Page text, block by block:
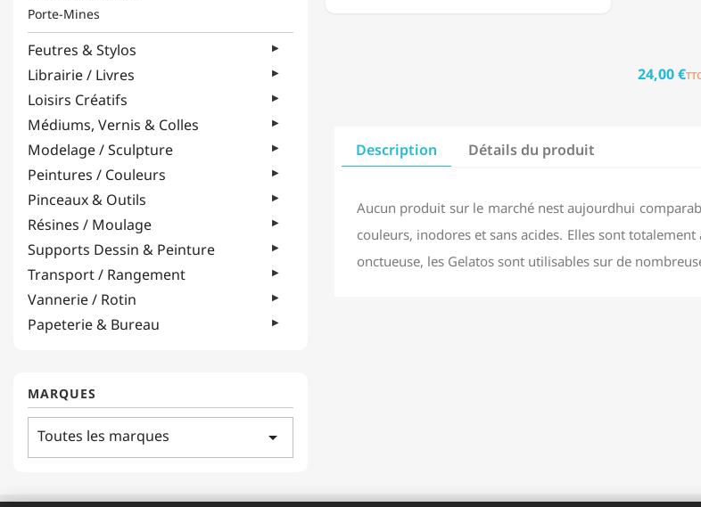
Porte-Mines
Feutres & Stylos
Librairie / Livres
Loisirs Créatifs
Médiums, Vernis & Colles
Modelage / Sculpture
Peintures / Couleurs
Pinceaux & Outils
Résines / Moulage
Supports Dessin & Peinture
Transport / Rangement
Vannerie / Rotin
Papeterie & Bureau
MARQUES
Toutes les marques arrow_drop_down
24,00 €
Description Détails du produit
Aucun produit sur le marché nest aujourdhui
couleurs, inodores et sans acides. Elles sont
onctueuse, les Gelatos sont utilisables sur de